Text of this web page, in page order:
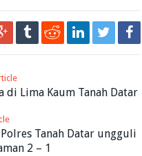
di Lima Kaum Tanah Datar
Tanah Datar ungguli
2 – 1